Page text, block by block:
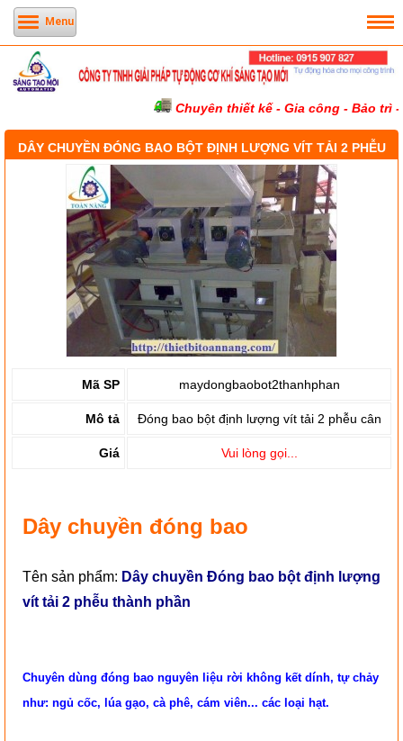
Menu
Chuyên thiết kế - Gia công - Bảo trì -
DÂY CHUYỀN ĐÓNG BAO BỘT ĐỊNH LƯỢNG VÍT TẢI 2 PHỄU
THÀNH PHẦN
Mã SP maydongbaobot2thanhphan
Mô tả Đóng bao bột định lượng vít tải 2 phễu cân
Giá Vui lòng gọi...
Dây chuyền đóng bao
Tên sản phẩm: Dây chuyền Đóng bao bột định lượng
vít tải 2 phễu thành phần
Chuyên dùng đóng bao nguyên liệu rời không kết dính, tự chảy
như: ngủ cốc, lúa gạo, cà phê, cám viên... các loại hạt.